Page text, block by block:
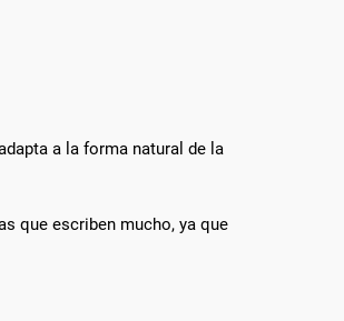
a la forma natural de la
que escriben mucho, ya que